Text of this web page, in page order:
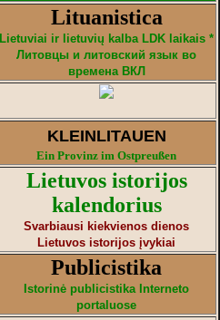
Lituanistica
Lietuviai ir lietuvių kalba LDK laikais *
Литовцы и литовский язык во
времена ВКЛ
KLEINLITAUEN
Ein Provinz im Ostpreußen
Lietuvos istorijos
kalendorius
Svarbiausi kiekvienos dienos
Lietuvos istorijos įvykiai
Publicistika
Istorinė publicistika Interneto
portaluose